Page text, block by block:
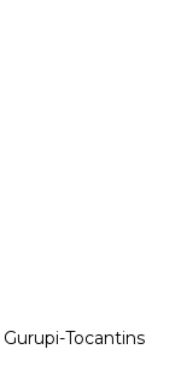
Tocantins